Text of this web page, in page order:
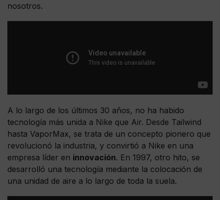
nosotros.
A lo largo de los últimos 30 años, no ha habido
tecnología más unida a Nike que Air. Desde Tailwind
hasta VaporMax, se trata de un concepto pionero que
revolucionó la industria, y convirtió a Nike en una
empresa líder en innovación. En 1997, otro hito, se
desarrolló una tecnología mediante la colocación de
una unidad de aire a lo largo de toda la suela.